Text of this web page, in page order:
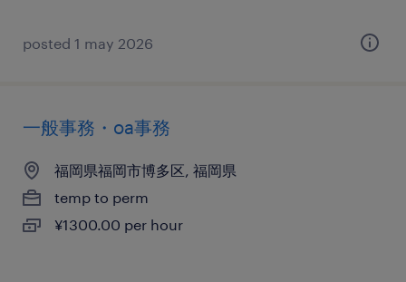
posted 1 may 2026
一般事務・oa事務
福岡県福岡市博多区, 福岡県
temp to perm
¥1300.00 per hour